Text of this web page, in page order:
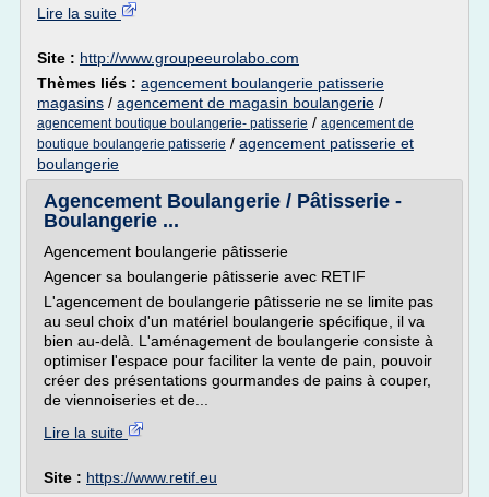
Lire la suite
Site : http://www.groupeeurolabo.com
Thèmes liés : agencement boulangerie patisserie
magasins / agencement de magasin boulangerie /
agencement boutique boulangerie- patisserie / agencement de
boutique boulangerie patisserie / agencement patisserie et
boulangerie
Agencement Boulangerie / Pâtisserie -
Boulangerie ...
Agencement boulangerie pâtisserie
Agencer sa boulangerie pâtisserie avec RETIF
L'agencement de boulangerie pâtisserie ne se limite pas
au seul choix d'un matériel boulangerie spécifique, il va
bien au-delà. L'aménagement de boulangerie consiste à
optimiser l'espace pour faciliter la vente de pain, pouvoir
créer des présentations gourmandes de pains à couper,
de viennoiseries et de...
Lire la suite
Site : https://www.retif.eu